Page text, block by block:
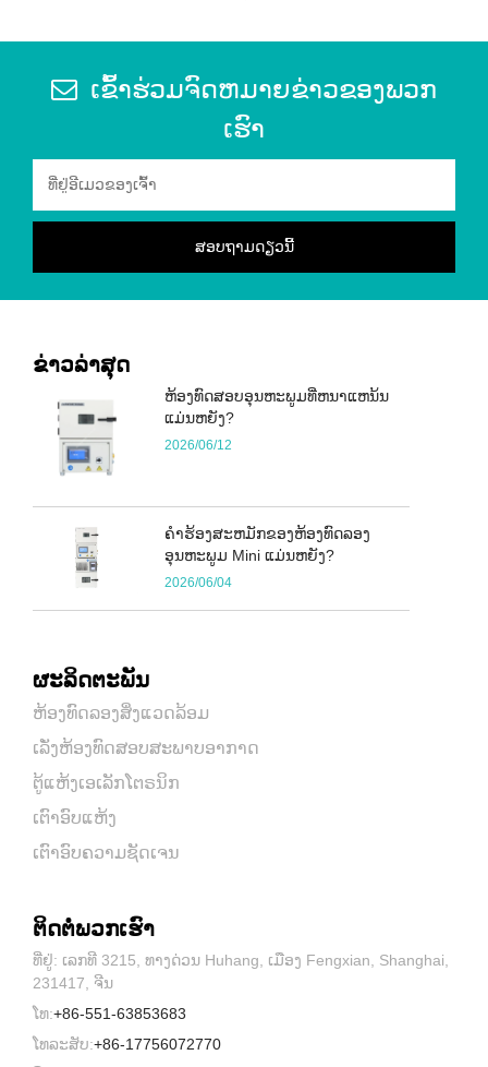
ເຂົ້າຮ່ວມຈົດຫມາຍຂ່າວຂອງພວກ
ເຮົາ
ຂ່າວ​ລ່າ​ສຸດ
ຫ້ອງທົດສອບອຸນຫະພູມທີ່ຫນາແຫນ້ນ
ແມ່ນຫຍັງ?
2026/06/12
ຄໍາຮ້ອງສະຫມັກຂອງຫ້ອງທົດລອງ
ອຸນຫະພູມ Mini ແມ່ນຫຍັງ?
2026/06/04
ຜະລິດຕະພັນ
ຫ້ອງທົດລອງສິ່ງແວດລ້ອມ
ເລັ່ງຫ້ອງທົດສອບສະພາບອາກາດ
ຕູ້ແຫ້ງເອເລັກໂຕຣນິກ
ເຕົາອົບແຫ້ງ
ເຕົາອົບຄວາມຊັດເຈນ
ຕິດ​ຕໍ່​ພວກ​ເຮົາ
ທີ່ຢູ່: ເລກທີ 3215, ທາງດ່ວນ Huhang, ເມືອງ Fengxian, Shanghai,
231417, ຈີນ
ໂທ:+86-551-63853683
ໂທລະສັບ:+86-17756072770